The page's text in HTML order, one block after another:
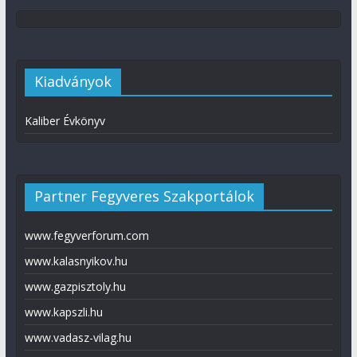
Kiadványok
Kaliber Évkönyv
Partner Fegyveres Szakportálok
www.fegyverforum.com
www.kalasnyikov.hu
www.gazpisztoly.hu
www.kapszli.hu
www.vadasz-vilag.hu